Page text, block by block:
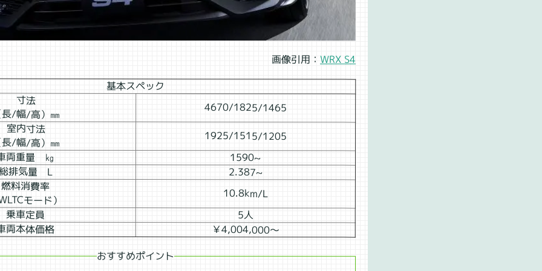
画像引用：WRX S4
基本スペック
寸法
/幅/高）㎜ 4670/1825/1465
室内寸法
/幅/高）㎜ 1925/1515/1205
両重量 ㎏ 1590~
排気量 L 2.387~
燃料消費率
モード） 10.8km/L
乗車定員 5人
両本体価格 ￥4,004,000～
おすすめポイント